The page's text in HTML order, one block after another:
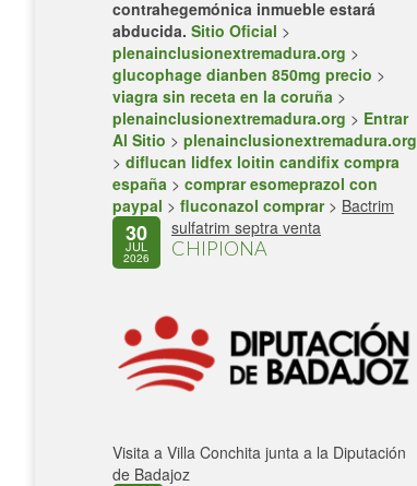
contrahegemónica inmueble estará
abducida. Sitio Oficial >
plenainclusionextremadura.org >
glucophage dianben 850mg precio >
viagra sin receta en la coruña >
plenainclusionextremadura.org > Entrar
Al Sitio > plenainclusionextremadura.org
> diflucan lidfex loitin candifix compra
españa > comprar esomeprazol con
paypal > fluconazol comprar> Bactrim
sulfatrim septra venta
30
JUL
2026 CHIPIONA
Visita a Villa Conchita junta a la Diputación
de Badajoz